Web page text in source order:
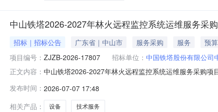
中山铁塔2026-2027年林火远程监控系统运维服务采
招标｜招标公告 广东省｜中山市 服务采购 服务
预
项目编号： ZJZB-2026-17807 招标单位： 中国铁塔股份有限公司
正文内容： 中山铁塔2026-2027年林火远程监控系统运维服务采购
市分公司1.3采购代理机构：中捷通信有限公司1.4采购
发布时间： 2026-07-07 17:48
相关产品：
设备 技术服务